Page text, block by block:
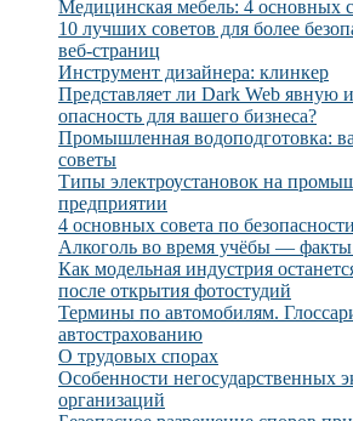
Медицинская мебель: 4 основных
10 лучших советов для более
веб-страниц
Инструмент дизайнера: клинкер
Представляет ли Dark Web явную
опасность для вашего бизнеса?
Промышленная водоподготовка:
советы
Типы электроустановок на
предприятии
4 основных совета по
Алкоголь во время учёбы — факты
Как модельная индустрия
после открытия фотостудий
Термины по автомобилям.
автострахованию
О трудовых спорах
Особенности негосударственных
организаций